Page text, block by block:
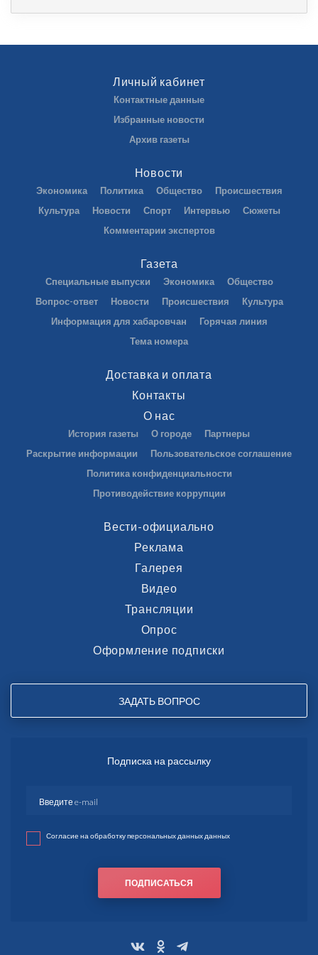
Личный кабинет
Контактные данные
Избранные новости
Архив газеты
Новости
Экономика Политика Общество
Происшествия
Культура
Новости Спорт Интервью
Сюжеты
Комментарии экспертов
Газета
Специальные выпуски Экономика
Общество
Вопрос-ответ
Новости Происшествия
Культура
Информация для хабаровчан
Горячая линия
Тема номера
Доставка и оплата
Контакты
О нас
История газеты О городе
Партнеры
Раскрытие информации
Пользовательское соглашение
Политика конфиденциальности
Противодействие коррупции
Вести-официально
Реклама
Галерея
Видео
Трансляции
Опрос
Оформление подписки
ЗАДАТЬ ВОПРОС
Подписка на рассылку
Согласие на обработку персональных данных данных
ПОДПИСАТЬСЯ